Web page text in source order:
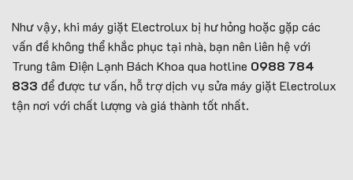
Như vậy, khi máy giặt Electrolux bị hư hỏng hoặc gặp các
vấn đề không thể khắc phục tại nhà, bạn nên liên hệ với
Trung tâm Điện Lạnh Bách Khoa qua hotline 0988 784
833 để được tư vấn, hỗ trợ dịch vụ sửa máy giặt Electrolux
tận nơi với chất lượng và giá thành tốt nhất.